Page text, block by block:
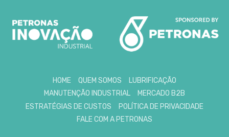
HOME QUEM SOMOS
LUBRIFICAÇÃO
MANUTENÇÃO INDUSTRIAL
MERCADO B2B
ESTRATÉGIAS DE CUSTOS
POLÍTICA DE PRIVACIDADE
FALE COM A PETRONAS